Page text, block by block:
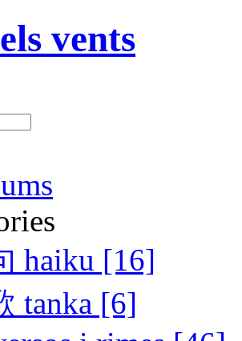
vents
haiku [16]
tanka [6]